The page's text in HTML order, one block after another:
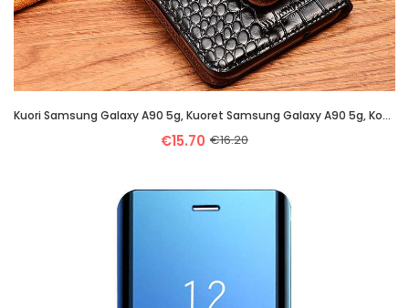
Kuori Samsung Galaxy A90 5g, Kuoret Samsung Galaxy A90 5g, Kotelo Samsung Galaxy A90 5g Nahkakuori P
€15.70 €16.20